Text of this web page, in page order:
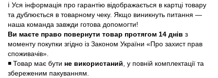
ℹ️ Уся інформація про гарантію відображається в картці товару
та дублюється в товарному чеку. Якщо виникнуть питання —
наша команда завжди готова допомогти!
Ви маєте право повернути товар протягом 14 днів з
моменту покупки згідно із Законом України «Про захист прав
споживачів».
◾ Товар має бути не використаний , у повній комплектації та
збереженим пакуванням.